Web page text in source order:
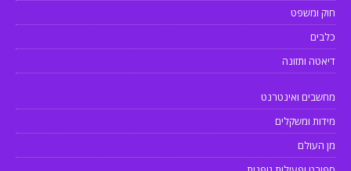
חוק ומשפט
כלבים
דיאטה ותזונה
מחשבים ואינטרנט
מידות ומשקלים
מן העולם